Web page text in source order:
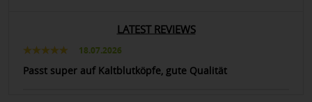
LATEST REVIEWS
18.07.2026
Passt super auf Kaltblutköpfe, gute Qualität